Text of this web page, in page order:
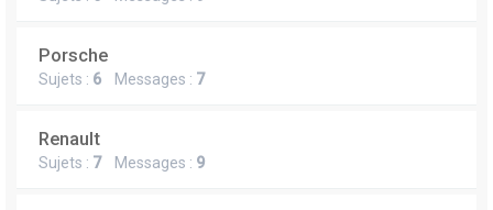
Porsche
Sujets : 6 Messages : 7
Renault
Sujets : 7Messages : 9